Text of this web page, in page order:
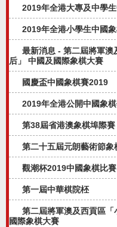
2019年全港大專及中學
2019年全港小學生中國
最新消息 - 第二屆將軍澳
后」 中國及國際象棋大賽
國慶盃中國象棋賽2019
2019年全港公開中國象
第38屆省港澳象棋埠際賽
第二十五屆元朗藝術節象
觀潮杯2019中國象棋比賽
第一屆中華棋院柸
第二屆將軍澳及西貢區
國際象棋大賽